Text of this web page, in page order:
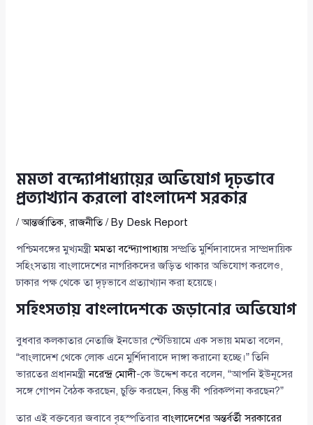
মমতা বন্দ্যোপাধ্যায়ের অভিযোগ দৃঢ়ভাবে
প্রত্যাখ্যান করলো বাংলাদেশ সরকার
/আন্তর্জাতিক,রাজনীতি/ By Desk Report
পশ্চিমবঙ্গের মুখ্যমন্ত্রীমমতা বন্দ্যোপাধ্যায়সম্প্রতি মুর্শিদাবাদের সাম্প্রদায়িক
সহিংসতায় বাংলাদেশের নাগরিকদের জড়িত থাকার অভিযোগ করলেও,
ঢাকার পক্ষ থেকে তা দৃঢ়ভাবে প্রত্যাখ্যান করা হয়েছে।
সহিংসতায় বাংলাদেশকে জড়ানোর অভিযোগ
বুধবার কলকাতার নেতাজি ইনডোর স্টেডিয়ামে এক সভায় মমতা বলেন,
“বাংলাদেশ থেকে লোক এনে মুর্শিদাবাদে দাঙ্গা করানো হচ্ছে।” তিনি
ভারতের প্রধানমন্ত্রীনরেন্দ্র মোদী-কে উদ্দেশ করে বলেন, “আপনি ইউনূসের
সঙ্গে গোপন বৈঠক করছেন, চুক্তি করছেন, কিন্তু কী পরিকল্পনা করছেন?”
তার এই বক্তব্যের জবাবে বৃহস্পতিবারবাংলাদেশের অন্তর্বর্তী সরকারের